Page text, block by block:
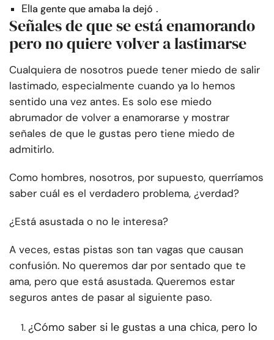
Ella gente que amaba la dejó .
Señales de que se está enamorando
pero no quiere volver a lastimarse
Cualquiera de nosotros puede tener miedo de salir
lastimado, especialmente cuando ya lo hemos
sentido una vez antes. Es solo ese miedo
abrumador de volver a enamorarse y mostrar
señales de que le gustas pero tiene miedo de
admitirlo.
Como hombres, nosotros, por supuesto, querríamos
saber cuál es el verdadero problema, ¿verdad?
¿Está asustada o no le interesa?
A veces, estas pistas son tan vagas que causan
confusión. No queremos dar por sentado que te
ama, pero que está asustada. Queremos estar
seguros antes de pasar al siguiente paso.
¿Cómo saber si le gustas a una chica, pero lo